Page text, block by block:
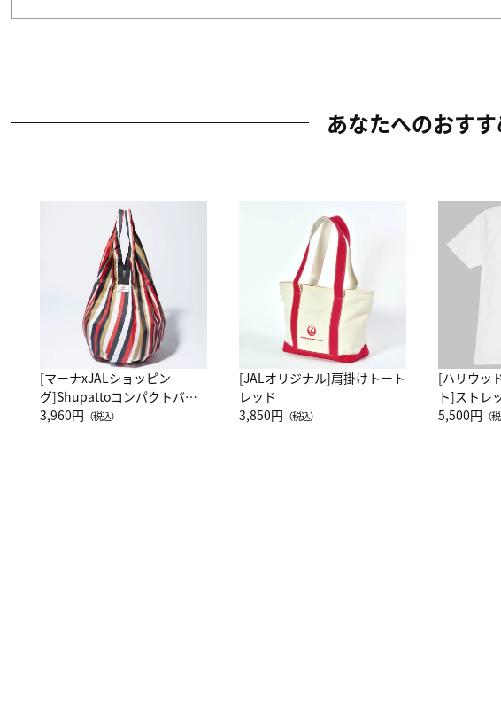
あなたへのおす
[マーナxJALショッピン
グ]Shupattoコンパクトバッ
グ Drop JAL客室乗務員
3,960円 （税込）
[JALオリジナル]肩掛けトート
レッド
3,850円 （税込）
[ハリウッ
ト]ストレ
ーネック
5,500円 （